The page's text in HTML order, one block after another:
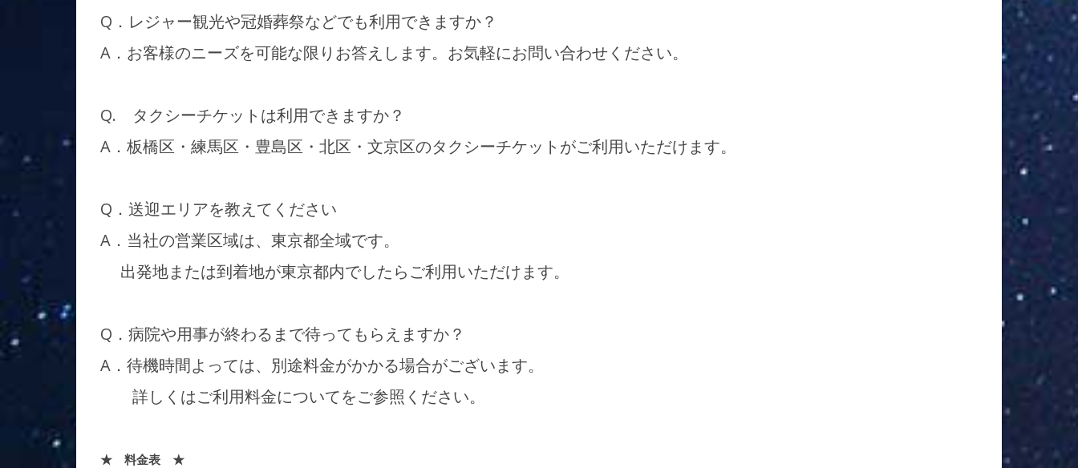
Q．レジャー観光や冠婚葬祭などでも利用できますか？
A．お客様のニーズを可能な限りお答えします。お気軽にお問い合わせください。
Q. タクシーチケットは利用できますか？
A．板橋区・練馬区・豊島区・北区・文京区のタクシーチケットがご利用いただけます。
Q．送迎エリアを教えてください
A．当社の営業区域は、東京都全域です。
出発地または到着地が東京都内でしたらご利用いただけます。
Q．病院や用事が終わるまで待ってもらえますか？
A．待機時間よっては、別途料金がかかる場合がございます。
詳しくはご利用料金についてをご参照ください。
★ 料金表 ★